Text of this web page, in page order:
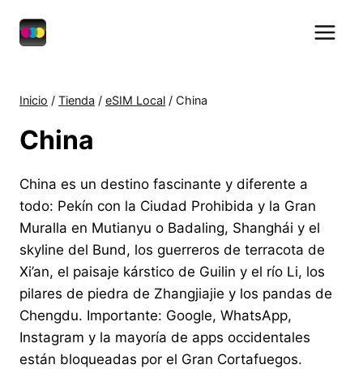
Inicio / Tienda / eSIM Local / China
China
China es un destino fascinante y diferente a
todo: Pekín con la Ciudad Prohibida y la Gran
Muralla en Mutianyu o Badaling, Shanghái y el
skyline del Bund, los guerreros de terracota de
Xi’an, el paisaje kárstico de Guilin y el río Li, los
pilares de piedra de Zhangjiajie y los pandas de
Chengdu. Importante: Google, WhatsApp,
Instagram y la mayoría de apps occidentales
están bloqueadas por el Gran Cortafuegos.